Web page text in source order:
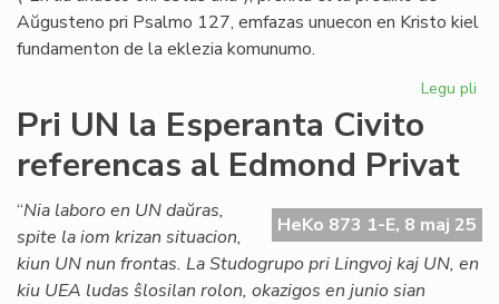
nova
Aŭgusteno pri Psalmo 127, emfazas unuecon en Kristo kiel
fundamenton de la eklezia komunumo.
Legu pli
Pri UN la Esperanta Civito
referencas al Edmond Privat
HeKo 873 1-E, 8 maj 25
“Nia laboro en UN daŭras,
spite la iom krizan situacion,
kiun UN nun frontas. La Studogrupo pri Lingvoj kaj UN, en
kiu UEA ludas ŝlosilan rolon, okazigos en junio sian